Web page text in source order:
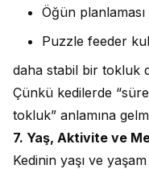
Öğün planlaması
Puzzle feeder
daha stabil bir tokluk
Çünkü kedilerde
tokluk” anlamına
7. Yaş, Aktivite ve
Kedinin yaşı ve